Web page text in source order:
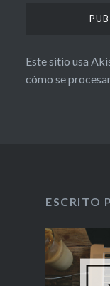
Este sitio usa
cómo se
ESCRITO